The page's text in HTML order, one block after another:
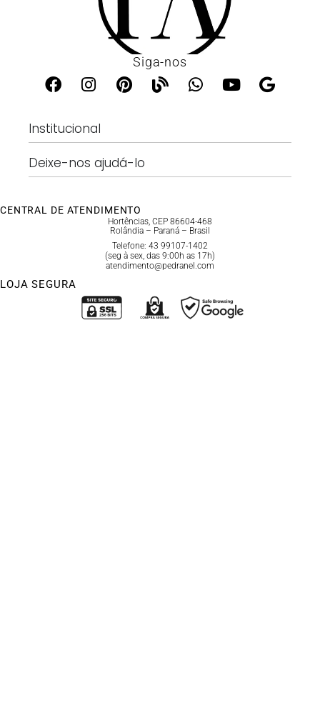
Siga-nos
Institucional
Deixe-nos ajudá-lo
CENTRAL DE ATENDIMENTO
Hortências, CEP 86604-468
Rolândia – Paraná – Brasil
Telefone: 43 99107-1402
(seg à sex, das 9:00h as 17h)
atendimento@pedranel.com
LOJA SEGURA